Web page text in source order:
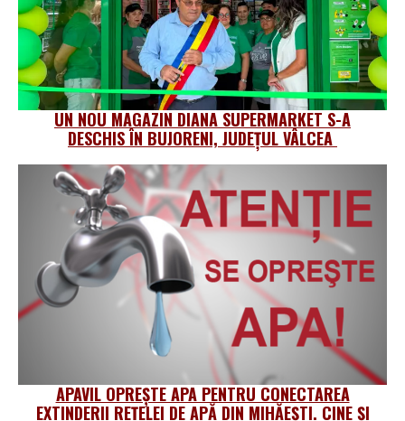
UN NOU MAGAZIN DIANA SUPERMARKET S-A
DESCHIS ÎN BUJORENI, JUDEȚUL VÂLCEA
APAVIL OPREȘTE APA PENTRU CONECTAREA
EXTINDERII REȚELEI DE APĂ DIN MIHĂEȘTI. CINE ȘI